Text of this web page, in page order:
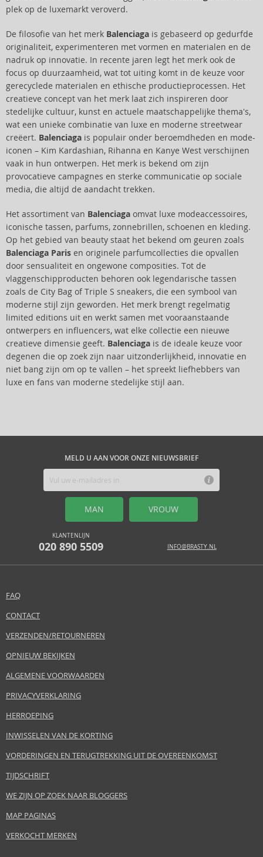
plek op de luxemarkt veroverd.
De filosofie van het merk Balenciaga is gebaseerd op gedurfde
originaliteit, experimenteren met vormen en materialen en de
nadruk op innovatie. In recente jaren legt het merk ook de
focus op duurzaamheid, wat tot uiting komt in de keuze voor
gerecyclede materialen en ethische productieprocessen. Het
creatieve concept van het merk laat zich inspireren door
stedelijke cultuur, kunst en actuele maatschappelijke thema's,
wat een unieke combinatie van luxe en moderne streetwear
creëert. Balenciaga is populair onder beroemdheden en mode-
iconen – Kim Kardashian, Rihanna en Kanye West verschijnen
vaak in hun ontwerpen. Het merk is bekend om zijn
provocatieve campagnes en sterke communicatie op sociale
media, die altijd de aandacht trekken.
Het assortiment van Balenciaga omvat luxe modeaccessoires,
iconische tassen, parfums, zonnebrillen, schoenen en kleding.
Op het gebied van beauty staat het bekend om geuren zoals
Balenciaga Paris en originele parfumcollecties die opvallen
door sensualiteit en ongewone composities. Tot de
vlaggenschipproducten behoren ook legendarische tassen
zoals de City Bag of Triple S sneakers, die een symbool van
moderne stijl zijn geworden. Het merk brengt regelmatig
limited editions uit en werkt samen met vooraanstaande
ontwerpers en influencers, wat elke collectie een nieuwe
creatieve dimensie geeft. Balenciaga is de ideale keuze voor
degenen die op zoek zijn naar uitzonderlijkheid, innovatie en
niet bang zijn om op te vallen – het spreekt liefhebbers van
luxe en fans van moderne stedelijke stijl aan.
MELD U AAN VOOR ONZE NIEUWSBRIEF
MAN VROUW
KLANTENLIJN
020 890 5509 INFO@BRASTY.NL
FAQ
CONTACT
VERZENDEN/RETOURNEREN
OPNIEUW BEKIJKEN
ALGEMENE VOORWAARDEN
PRIVACYVERKLARING
HERROEPING
INWISSELEN VAN DE KORTING
VORDERINGEN EN TERUGTREKKING UIT DE OVEREENKOMST
TIJDSCHRIFT
WE ZIJN OP ZOEK NAAR BLOGGERS
MAP PAGINAS
VERKOCHT MERKEN